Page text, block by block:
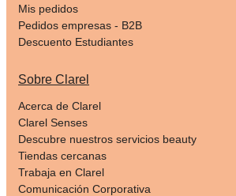
Mis pedidos
Pedidos empresas - B2B
Descuento Estudiantes
Sobre Clarel
Acerca de Clarel
Clarel Senses
Descubre nuestros servicios beauty
Tiendas cercanas
Trabaja en Clarel
Comunicación Corporativa